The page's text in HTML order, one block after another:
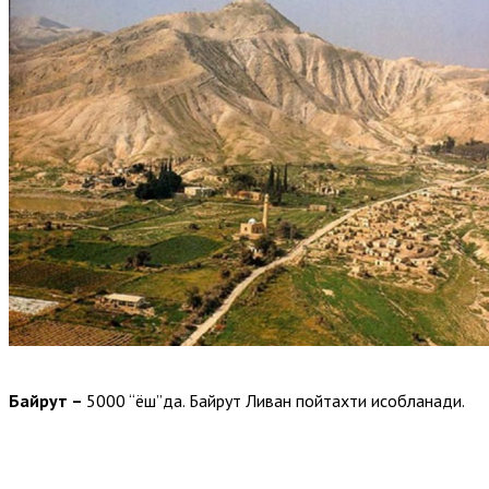
Байрут – 5000 “ёш”да. Байрут Ливан пойтахти ҳисобланади.